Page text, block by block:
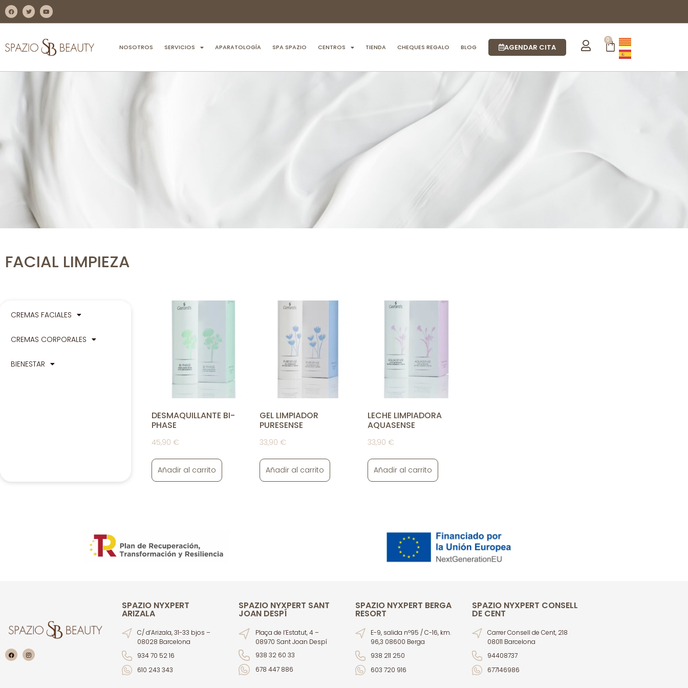
NOSOTROS SERVICIOS APARATOLOGÍA SPA SPAZIO CENTROS TIENDA CHEQUES REGALO BLOG AGENDAR CITA
0
FACIAL LIMPIEZA
CREMAS FACIALES
CREMAS CORPORALES
BIENESTAR
DESMAQUILLANTE BI-
PHASE
45,90 €
Añadir al carrito
GEL LIMPIADOR
PURESENSE
33,90 €
Añadir al carrito
LECHE LIMPIADORA
AQUASENSE
33,90 €
Añadir al carrito
SPAZIO NYXPERT
ARIZALA
C/ d’Arizala, 31-33 bjos –
08028 Barcelona
934 70 52 16
610 243 343
SPAZIO NYXPERT SANT
JOAN DESPÍ
Plaça de l’Estatut, 4 –
08970 Sant Joan Despí
938 32 60 33
678 447 886
SPAZIO NYXPERT BERGA
RESORT
E-9, salida nº95 / C-16, km.
96,3 08600 Berga
938 211 250
603 720 916
SPAZIO NYXPERT CONSELL
DE CENT
Carrer Consell de Cent, 218
08011 Barcelona
94408737
677146986